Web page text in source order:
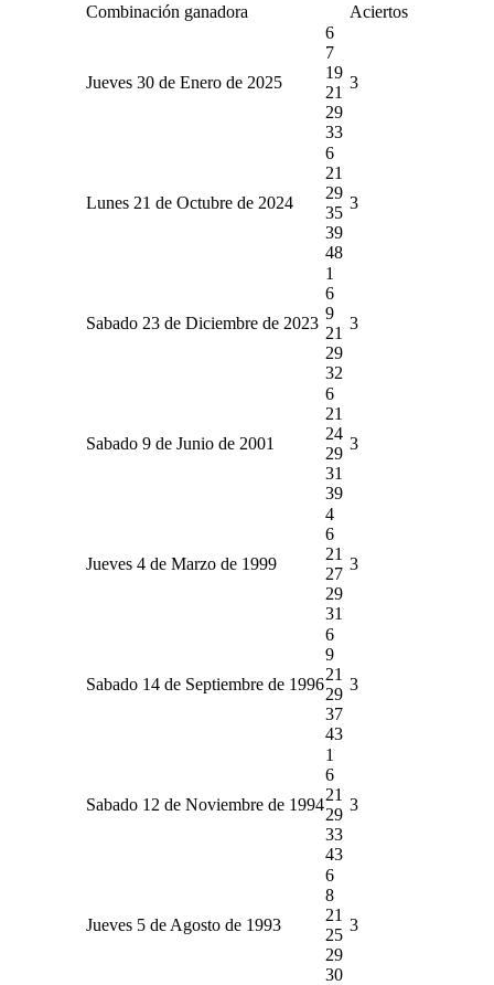
Combinación ganadora Aciertos
Jueves 30 de Enero de 2025
6
7
19
21
29
33
3
Lunes 21 de Octubre de 2024
6
21
29
35
39
48
3
Sabado 23 de Diciembre de 2023
1
6
9
21
29
32
3
Sabado 9 de Junio de 2001
6
21
24
29
31
39
3
Jueves 4 de Marzo de 1999
4
6
21
27
29
31
3
Sabado 14 de Septiembre de 1996
6
9
21
29
37
43
3
Sabado 12 de Noviembre de 1994
1
6
21
29
33
43
3
Jueves 5 de Agosto de 1993
6
8
21
25
29
30
3